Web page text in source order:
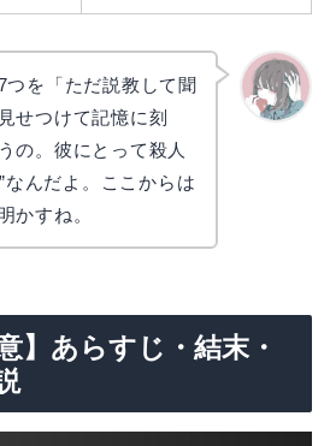
を「ただ説教して聞
せつけて記憶に刻
の。彼にとって殺人
なんだよ。ここからは
かすね。
】あらすじ・結末・